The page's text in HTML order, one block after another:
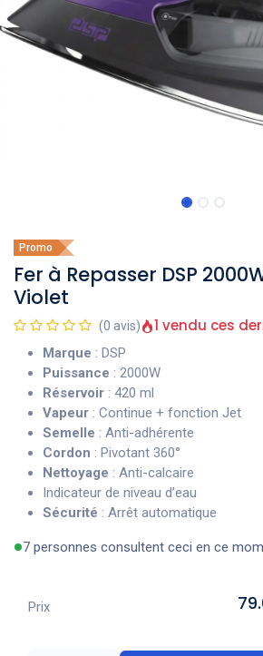
Promo
Fer à Repasser DSP
Violet
(0 avis) 1 vendu ces
Marque : DSP
Puissance : 2000W
Réservoir : 420 ml
Vapeur : Continue + fonction Jet
Semelle : Anti-adhérente
Cordon : Pivotant 360°
Nettoyage : Anti-calcaire
Indicateur de niveau d’eau
Sécurité : Arrêt automatique
7 personnes consultent ceci en ce
Prix